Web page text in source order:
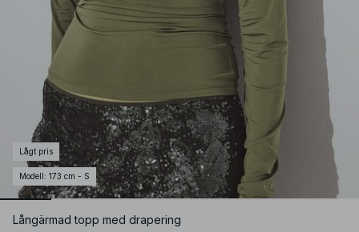
Lågt pris
Modell : 173 cm - S
Långärmad topp med drapering